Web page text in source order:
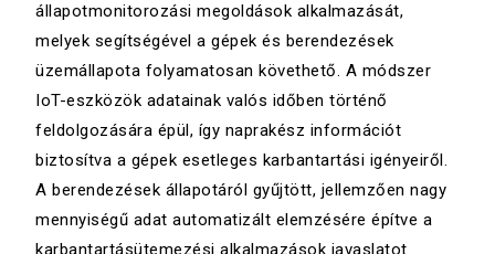
állapotmonitorozási megoldások alkalmazását,
melyek segítségével a gépek és berendezések
üzemállapota folyamatosan követhető. A módszer
IoT-eszközök adatainak valós időben történő
feldolgozására épül, így naprakész információt
biztosítva a gépek esetleges karbantartási igényeiről.
A berendezések állapotáról gyűjtött, jellemzően nagy
mennyiségű adat automatizált elemzésére építve a
karbantartásütemezési alkalmazások javaslatot